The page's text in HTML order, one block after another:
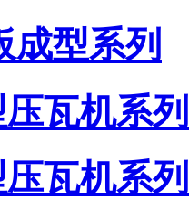
成型系列
瓦机系列
瓦机系列